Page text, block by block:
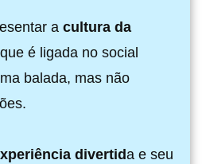
a cultura da
é ligada no social
balada, mas não
divertida e seu